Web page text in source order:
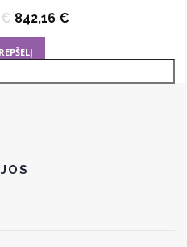
€ Original
price
was:
1052,70 €.
842,16 €
842,16 €.